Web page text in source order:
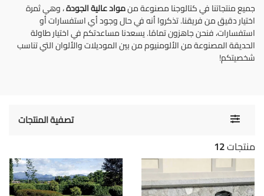
جميع منتجاتنا في كتالوجنا مصنوعة منمواد عالية الجودة، وهي ثمرة
اختيار دقيق من فريقنا. تذكروا أنه في حال وجود أي استفسارات أو
استفسارات، فنحن جاهزون تمامًا. يسعدنا مساعدتكم في اختيار طاولة
الحديقة المصنوعة من الألومنيوم من بين الموديلات والألوان التي تناسب
شخصيتكم!
Toggle تصفية المنتجات
12منتجات